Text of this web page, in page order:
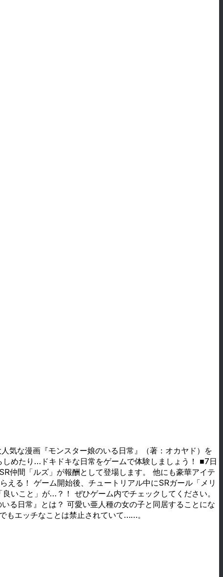
気な漫画『モンスター娘のいる日常』（著：オカヤド）を
めたり…ドキドキな日常をゲームで体験しましょう！ ■7日
仲間「ルズ」が報酬として登場します。 他にも豪華アイテ
える！ ゲーム開始後、チュートリアル中にSRガール「メリ
いこと」が…？！ ぜひゲーム内でチェックしてください。
る日常』とは？ 可愛い亜人種の女の子と同居することにな
もエッチなことは禁止されていて……。